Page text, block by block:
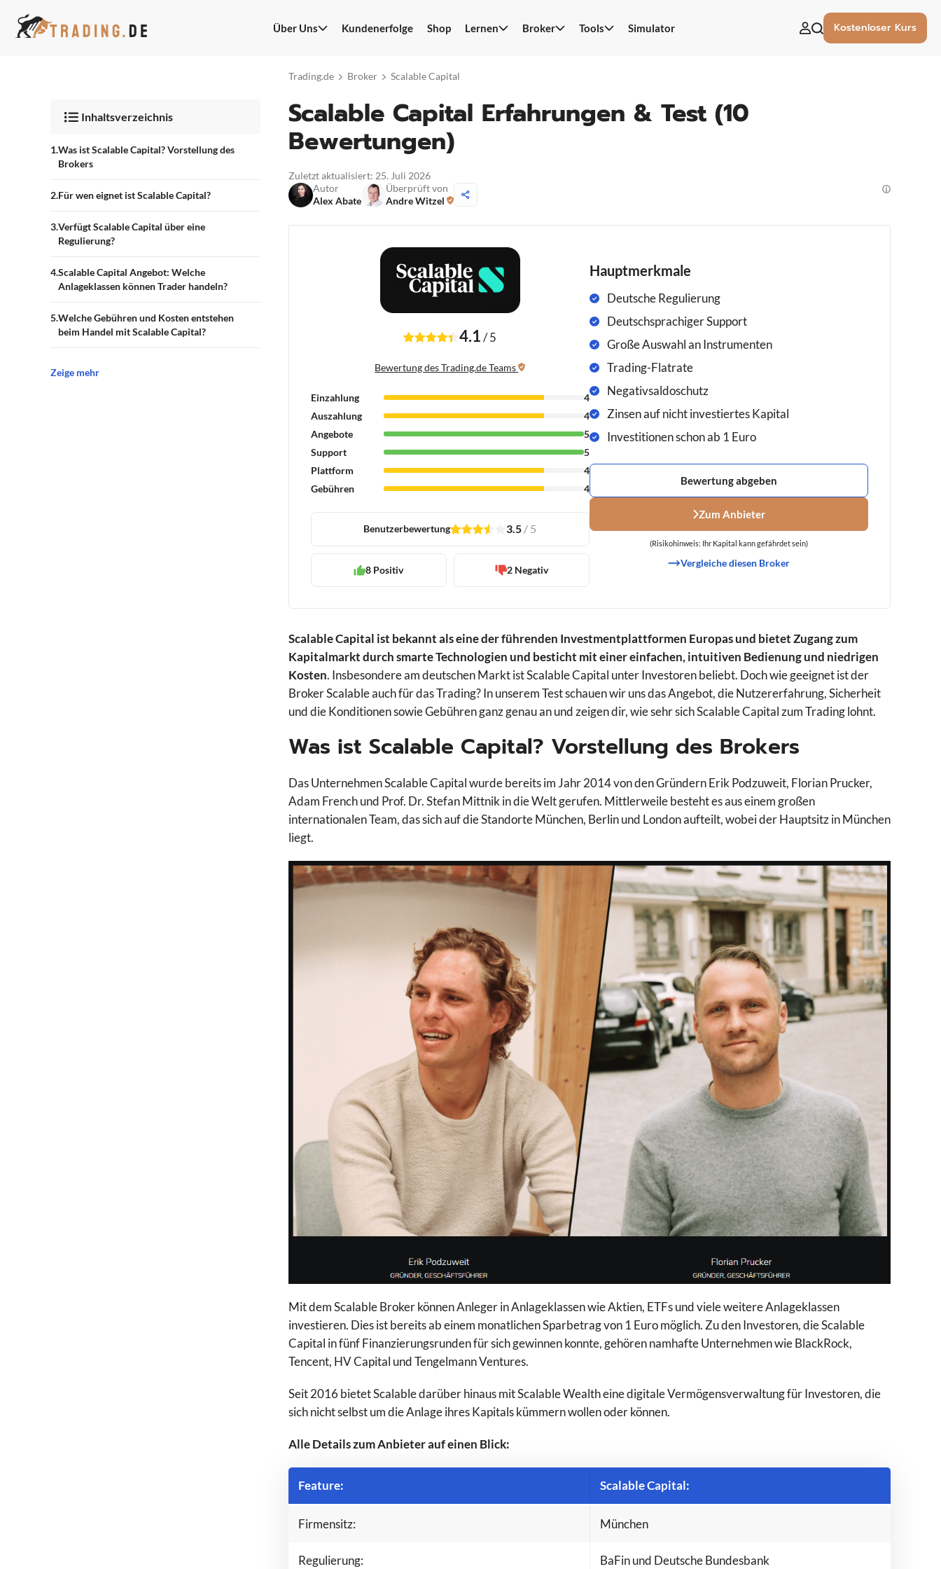
Inhalt
Über Uns Kundenerfolge Shop Lernen Broker Tools Simulator Kostenloser Kurs
Trading.de Broker Scalable Capital
4.1
VS
0.0
Wähle Broker Aus
Scalable Capital Erfahrungen & Test (10
Bewertungen)
Zuletzt aktualisiert: 25. Juli 2026
Autor
Alex Abate
Überprüft von
Andre Witzel
4.1 /5
Bewertung des Trading.de Teams
Einzahlung
4
Auszahlung
4
Angebote
5
Support
5
Plattform
4
Gebühren
4
Benutzerbewertung1 2 3 4 3.5 / 5
8 Positiv 2 Negativ
Hauptmerkmale
Deutsche Regulierung
Deutschsprachiger Support
Große Auswahl an Instrumenten
Trading-Flatrate
Negativsaldoschutz
Zinsen auf nicht investiertes Kapital
Investitionen schon ab 1 Euro
Bewertung abgeben
Zum Anbieter
(Risikohinweis: Ihr Kapital kann gefährdet sein)
Vergleiche diesen Broker
Scalable Capital ist bekannt als eine der führenden Investmentplattformen Europas und bietet Zugang zum
Kapitalmarkt durch smarte Technologien und besticht mit einer einfachen, intuitiven Bedienung und niedrigen
Kosten. Insbesondere am deutschen Markt ist Scalable Capital unter Investoren beliebt. Doch wie geeignet ist der
Broker Scalable auch für das Trading? In unserem Test schauen wir uns das Angebot, die Nutzererfahrung, Sicherheit
und die Konditionen sowie Gebühren ganz genau an und zeigen dir, wie sehr sich Scalable Capital zum Trading lohnt.
Was ist Scalable Capital? Vorstellung des Brokers
Das Unternehmen Scalable Capital wurde bereits im Jahr 2014 von den Gründern Erik Podzuweit, Florian Prucker,
Adam French und Prof. Dr. Stefan Mittnik in die Welt gerufen. Mittlerweile besteht es aus einem großen
internationalen Team, das sich auf die Standorte München, Berlin und London aufteilt, wobei der Hauptsitz in München
liegt.
Mit dem Scalable Broker können Anleger in Anlageklassen wie Aktien, ETFs und viele weitere Anlageklassen
investieren. Dies ist bereits ab einem monatlichen Sparbetrag von 1 Euro möglich. Zu den Investoren, die Scalable
Capital in fünf Finanzierungsrunden für sich gewinnen konnte, gehören namhafte Unternehmen wie BlackRock,
Tencent, HV Capital und Tengelmann Ventures.
Seit 2016 bietet Scalable darüber hinaus mit Scalable Wealth eine digitale Vermögensverwaltung für Investoren, die
sich nicht selbst um die Anlage ihres Kapitals kümmern wollen oder können.
Alle Details zum Anbieter auf einen Blick:
Feature: Scalable Capital:
Firmensitz: München
Regulierung: BaFin und Deutsche Bundesbank
Inhaltsverzeichnis
Was ist Scalable Capital? Vorstellung des
Brokers
Für wen eignet ist Scalable Capital?
Verfügt Scalable Capital über eine
Regulierung?
Scalable Capital Angebot: Welche
Anlageklassen können Trader handeln?
Welche Gebühren und Kosten entstehen
beim Handel mit Scalable Capital?
Zeige mehr